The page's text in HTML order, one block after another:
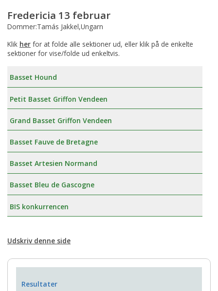
Fredericia 13 februar
Dommer:Tamás Jakkel,Ungarn
Klik her for at folde alle sektioner ud, eller klik på de enkelte
sektioner for vise/folde ud enkeltvis.
Basset Hound
Petit Basset Griffon Vendeen
Grand Basset Griffon Vendeen
Basset Fauve de Bretagne
Basset Artesien Normand
Basset Bleu de Gascogne
BIS konkurrencen
Udskriv denne side
Resultater